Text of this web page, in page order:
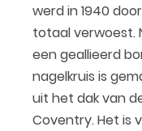
werd in 1940
totaal verwoest.
een geallieerd
nagelkruis is
uit het dak van
Coventry. Het is